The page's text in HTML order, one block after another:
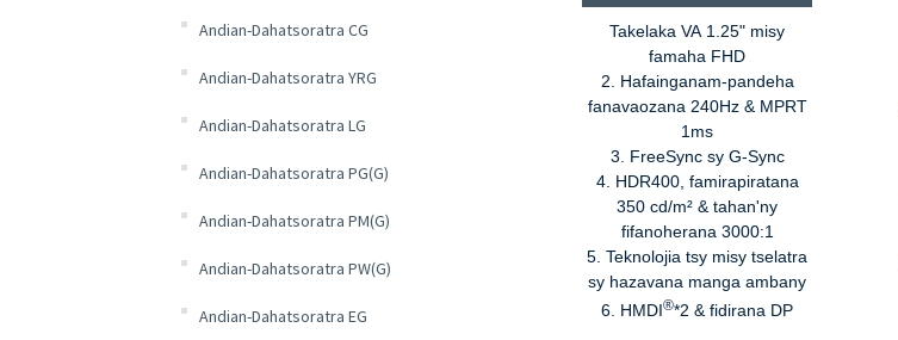
Andian-Dahatsoratra CG
Andian-Dahatsoratra YRG
Andian-Dahatsoratra LG
Andian-Dahatsoratra PG(G)
Andian-Dahatsoratra PM(G)
Andian-Dahatsoratra PW(G)
Andian-Dahatsoratra EG
Takelaka VA 1.25" misy
famaha FHD
2. Hafainganam-pandeha
fanavaozana 240Hz & MPRT
1ms
3. FreeSync sy G-Sync
4. HDR400, famirapiratana
350 cd/m² & tahan'ny
fifanoherana 3000:1
5. Teknolojia tsy misy tselatra
sy hazavana manga ambany
6. HMDI®*2 & fidirana DP